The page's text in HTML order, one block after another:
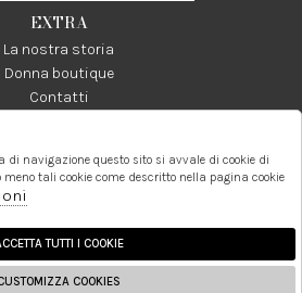
EXTRA
La nostra storia
Donna boutique
Contatti
Whatsapp:
3338855601
Contatti:
info@donna1981.it
di navigazione questo sito si avvale di cookie di
meno tali cookie come descritto nella pagina cookie
TUTTI I COOKIE
COOKIES